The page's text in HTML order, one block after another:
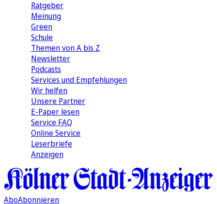
Ratgeber
Meinung
Green
Schule
Themen von A bis Z
Newsletter
Podcasts
Services und Empfehlungen
Wir helfen
Unsere Partner
E-Paper lesen
Service FAQ
Online Service
Leserbriefe
Anzeigen
AboAbonnieren